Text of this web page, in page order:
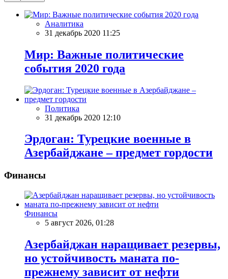
Аналитика
31 декабрь 2020 11:25
Мир: Важные политические
события 2020 года
Политика
31 декабрь 2020 12:10
Эрдоган: Турецкие военные в
Азербайджане – предмет гордости
Финансы
Финансы
5 август 2026, 01:28
Азербайджан наращивает резервы,
но устойчивость маната по-
прежнему зависит от нефти